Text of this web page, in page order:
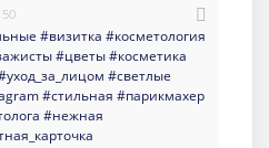
#визитка #косметология
#цветы#косметика
#светлые
#стильная #парикмахер
#нежная